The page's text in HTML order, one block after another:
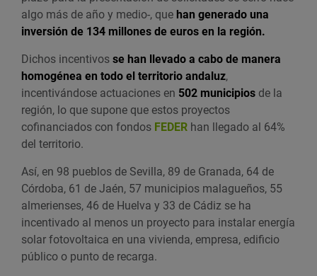
algo más de año y medio-, que han generado una
inversión de 134 millones de euros en la región.
Dichos incentivos se han llevado a cabo de manera
homogénea en todo el territorio andaluz,
incentivándose actuaciones en 502 municipios de la
región, lo que supone que estos proyectos
cofinanciados con fondos FEDER han llegado al 64%
del territorio.
Así, en 98 pueblos de Sevilla, 89 de Granada, 64 de
Córdoba, 61 de Jaén, 57 municipios malagueños, 55
almerienses, 46 de Huelva y 33 de Cádiz se ha
incentivado al menos un proyecto para instalar energía
solar fotovoltaica en una vivienda, empresa, edificio
público o punto de recarga.